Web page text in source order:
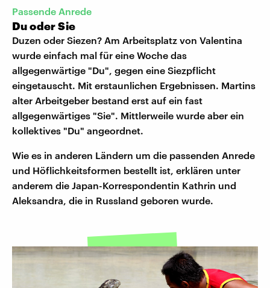
Passende Anrede
Du oder Sie
Duzen oder Siezen? Am Arbeitsplatz von Valentina
wurde einfach mal für eine Woche das
allgegenwärtige "Du", gegen eine Siezpflicht
eingetauscht. Mit erstaunlichen Ergebnissen. Martins
alter Arbeitgeber bestand erst auf ein fast
allgegenwärtiges "Sie". Mittlerweile wurde aber ein
kollektives "Du" angeordnet.
Wie es in anderen Ländern um die passenden Anrede
und Höflichkeitsformen bestellt ist, erklären unter
anderem die Japan-Korrespondentin Kathrin und
Aleksandra, die in Russland geboren wurde.